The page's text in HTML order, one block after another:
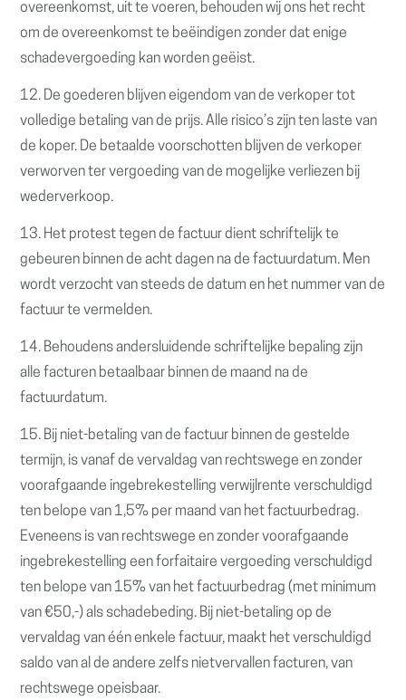
overeenkomst, uit te voeren, behouden wij ons het recht
om de overeenkomst te beëindigen zonder dat enige
schadevergoeding kan worden geëist.
12. De goederen blijven eigendom van de verkoper tot
volledige betaling van de prijs. Alle risico’s zijn ten laste van
de koper. De betaalde voorschotten blijven de verkoper
verworven ter vergoeding van de mogelijke verliezen bij
wederverkoop.
13. Het protest tegen de factuur dient schriftelijk te
gebeuren binnen de acht dagen na de factuurdatum. Men
wordt verzocht van steeds de datum en het nummer van de
factuur te vermelden.
14. Behoudens andersluidende schriftelijke bepaling zijn
alle facturen betaalbaar binnen de maand na de
factuurdatum.
15. Bij niet-betaling van de factuur binnen de gestelde
termijn, is vanaf de vervaldag van rechtswege en zonder
voorafgaande ingebrekestelling verwijlrente verschuldigd
ten belope van 1,5% per maand van het factuurbedrag.
Eveneens is van rechtswege en zonder voorafgaande
ingebrekestelling een forfaitaire vergoeding verschuldigd
ten belope van 15% van het factuurbedrag (met minimum
van €50,-) als schadebeding. Bij niet-betaling op de
vervaldag van één enkele factuur, maakt het verschuldigd
saldo van al de andere zelfs nietvervallen facturen, van
rechtswege opeisbaar.